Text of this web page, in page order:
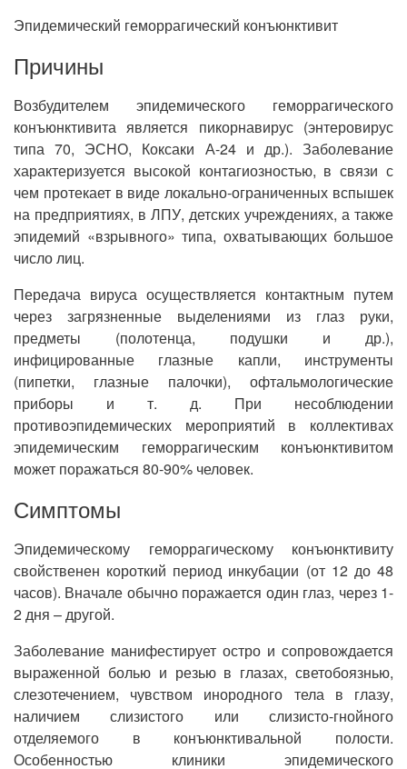
Эпидемический геморрагический конъюнктивит
Причины
Возбудителем эпидемического геморрагического
конъюнктивита является пикорнавирус (энтеровирус
типа 70, ЭСНО, Коксаки А-24 и др.). Заболевание
характеризуется высокой контагиозностью, в связи с
чем протекает в виде локально-ограниченных вспышек
на предприятиях, в ЛПУ, детских учреждениях, а также
эпидемий «взрывного» типа, охватывающих большое
число лиц.
Передача вируса осуществляется контактным путем
через загрязненные выделениями из глаз руки,
предметы (полотенца, подушки и др.),
инфицированные глазные капли, инструменты
(пипетки, глазные палочки), офтальмологические
приборы и т. д. При несоблюдении
противоэпидемических мероприятий в коллективах
эпидемическим геморрагическим конъюнктивитом
может поражаться 80-90% человек.
Симптомы
Эпидемическому геморрагическому конъюнктивиту
свойственен короткий период инкубации (от 12 до 48
часов). Вначале обычно поражается один глаз, через 1-
2 дня – другой.
Заболевание манифестирует остро и сопровождается
выраженной болью и резью в глазах, светобоязнью,
слезотечением, чувством инородного тела в глазу,
наличием слизистого или слизисто-гнойного
отделяемого в конъюнктивальной полости.
Особенностью клиники эпидемического